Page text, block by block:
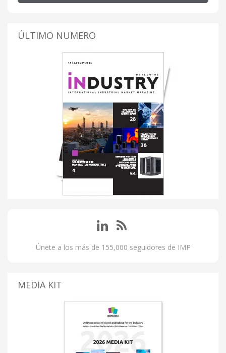
ÚLTIMO NUMERO
Únete a los más de 155,000 seguidores de IMP
MEDIA KIT